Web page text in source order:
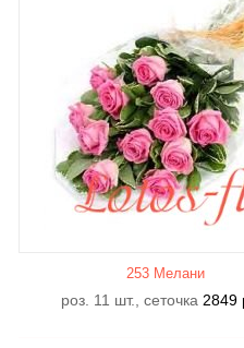
253 Мелани
роз. 11 шт., сеточка 2849